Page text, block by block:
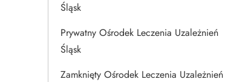
Śląsk
Prywatny Ośrodek Leczenia Uzależnień
Śląsk
Zamknięty Ośrodek Leczenia Uzależnień